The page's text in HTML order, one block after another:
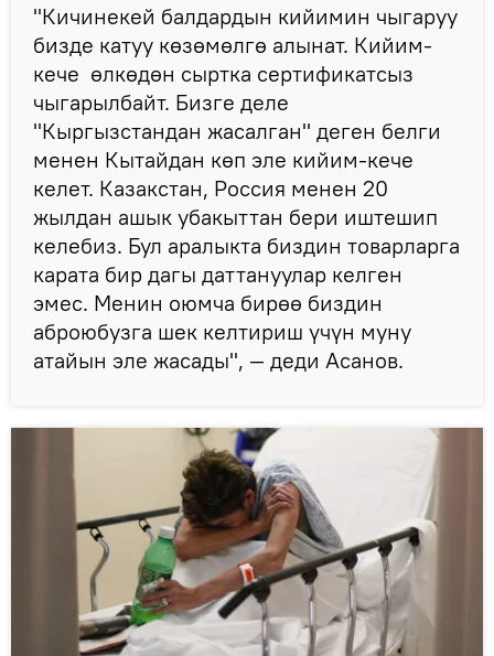
"Кичинекей балдардын кийимин чыгаруу
бизде катуу көзөмөлгө алынат. Кийим-
кече өлкөдөн сыртка сертификатсыз
чыгарылбайт. Бизге деле
"Кыргызстандан жасалган" деген белги
менен Кытайдан көп эле кийим-кече
келет. Казакстан, Россия менен 20
жылдан ашык убакыттан бери иштешип
келебиз. Бул аралыкта биздин товарларга
карата бир дагы даттануулар келген
эмес. Менин оюмча бирөө биздин
аброюбузга шек келтириш үчүн муну
атайын эле жасады", — деди Асанов.